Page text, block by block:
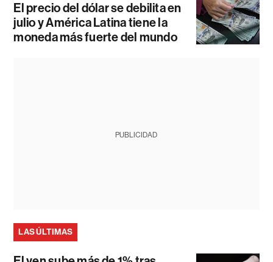
El precio del dólar se debilita en
julio y América Latina tiene la
moneda más fuerte del mundo
PUBLICIDAD
LAS ÚLTIMAS